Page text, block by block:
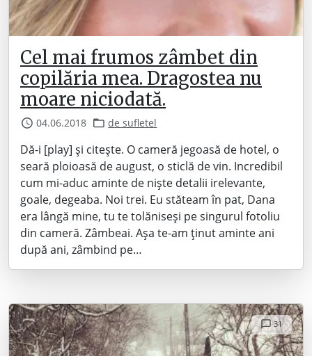
Cel mai frumos zâmbet din
copilăria mea. Dragostea nu
moare niciodată.
04.06.2018 de sufletel
Dă-i [play] și citește. O cameră jegoasă de hotel, o
seară ploioasă de august, o sticlă de vin. Incredibil
cum mi-aduc aminte de niște detalii irelevante,
goale, degeaba. Noi trei. Eu stăteam în pat, Dana
era lângă mine, tu te tolăniseși pe singurul fotoliu
din cameră. Zâmbeai. Așa te-am ținut aminte ani
după ani, zâmbind pe…
31